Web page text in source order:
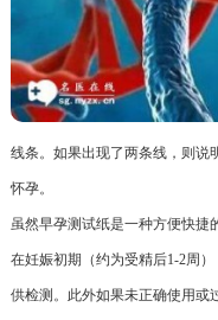
线条。如果出现了两条线，则说
怀孕。
虽然早孕测试纸是一种方便快捷
在妊娠初期（约为受精后1-2周
供检测。此外如果未正确使用或